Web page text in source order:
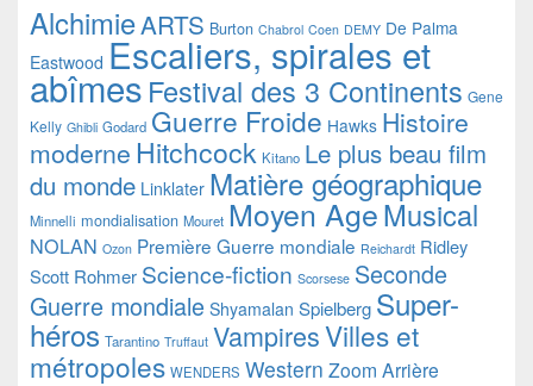
AlchimieARTS Burton Chabrol Coen DEMY De Palma
Eastwood Escaliers, spirales et
abîmes Festival des 3 Continents Gene
Kelly Ghibli Godard Guerre Froide Hawks Histoire
moderne Hitchcock Kitano Le plus beau film
du monde Linklater Matière géographique
Minnelli mondialisation Mouret Moyen AgeMusical
NOLAN Ozon Première Guerre mondiale Reichardt Ridley
Scott Rohmer Science-fiction Scorsese Seconde
Guerre mondiale Shyamalan Spielberg Super-
héros Tarantino Truffaut VampiresVilles et
métropoles WENDERS Western Zoom Arrière